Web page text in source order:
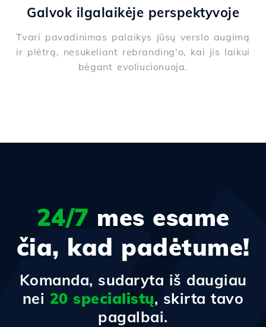
Galvok ilgalaikėje perspektyvoje
Tvari pavadinimas palaikys jūsų verslo augimą
ir plėtrą, nesukeliant rebranding'o, kai jis laikui
bėgant evoliucionuoja.
24/7 mes esame
čia, kad padėtume!
Komanda, sudaryta iš daugiau
nei 20 specialistų, skirta tavo
pagalbai.